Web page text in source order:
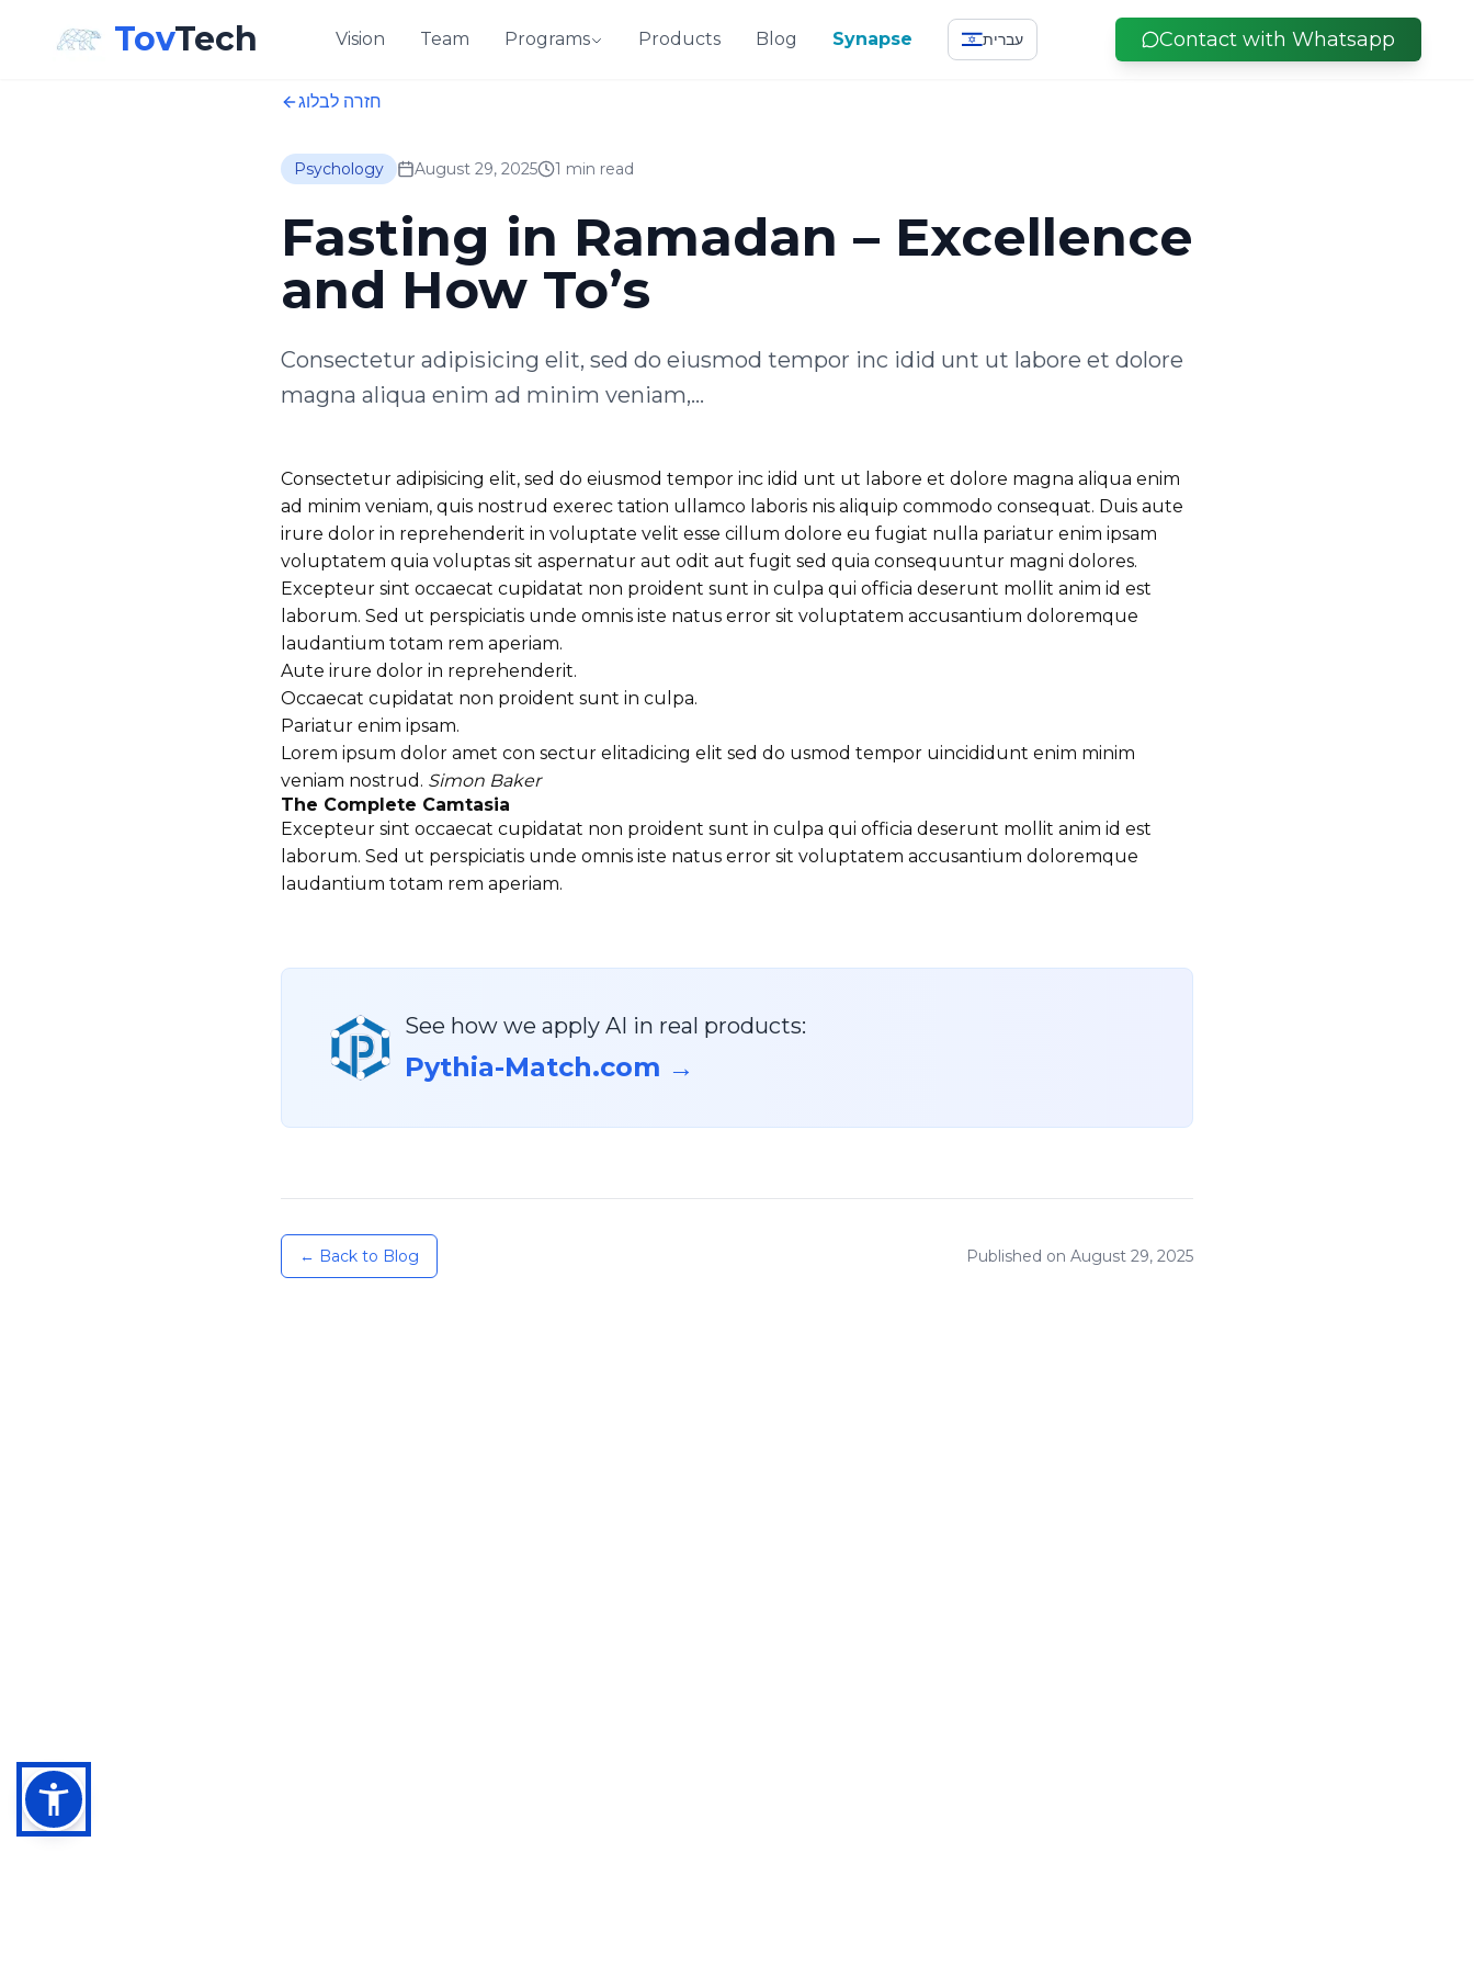
TovTech Vision Team Programs Products Blog Synapse עברית Contact with Whatsapp
חזרה לבלוג
Psychology August 29, 2025 1 min read
Fasting in Ramadan – Excellence
and How To’s
Consectetur adipisicing elit, sed do eiusmod tempor inc idid unt ut labore et dolore
magna aliqua enim ad minim veniam,...
Consectetur adipisicing elit, sed do eiusmod tempor inc idid unt ut labore et dolore magna aliqua enim
ad minim veniam, quis nostrud exerec tation ullamco laboris nis aliquip commodo consequat. Duis aute
irure dolor in reprehenderit in voluptate velit esse cillum dolore eu fugiat nulla pariatur enim ipsam
voluptatem quia voluptas sit aspernatur aut odit aut fugit sed quia consequuntur magni dolores.
Excepteur sint occaecat cupidatat non proident sunt in culpa qui officia deserunt mollit anim id est
laborum. Sed ut perspiciatis unde omnis iste natus error sit voluptatem accusantium doloremque
laudantium totam rem aperiam.
Aute irure dolor in reprehenderit.
Occaecat cupidatat non proident sunt in culpa.
Pariatur enim ipsam.
Lorem ipsum dolor amet con sectur elitadicing elit sed do usmod tempor uincididunt enim minim
veniam nostrud. Simon Baker
The Complete Camtasia
Excepteur sint occaecat cupidatat non proident sunt in culpa qui officia deserunt mollit anim id est
laborum. Sed ut perspiciatis unde omnis iste natus error sit voluptatem accusantium doloremque
laudantium totam rem aperiam.
See how we apply AI in real products:
Pythia-Match.com →
← Back to Blog Published on August 29, 2025